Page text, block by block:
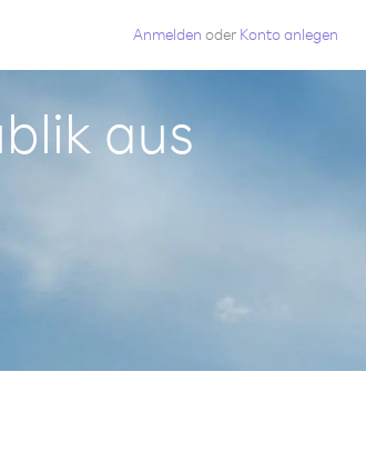
Anmelden oder Konto anlegen
aus